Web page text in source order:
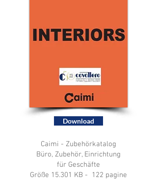
Download
Caimi - Zubehörkatalog
Büro, Zubehör, Einrichtung
für Geschäfte
Größe 15.301 KB - 122 pagine